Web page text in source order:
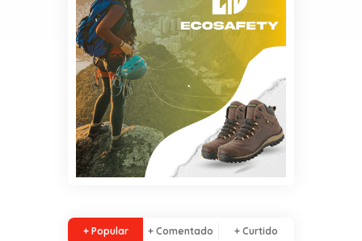
+ Popular + Comentado + Curtido